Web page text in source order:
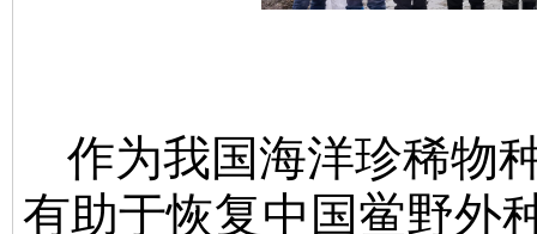
作为我国海洋珍稀物
有助于恢复中国鲎野外